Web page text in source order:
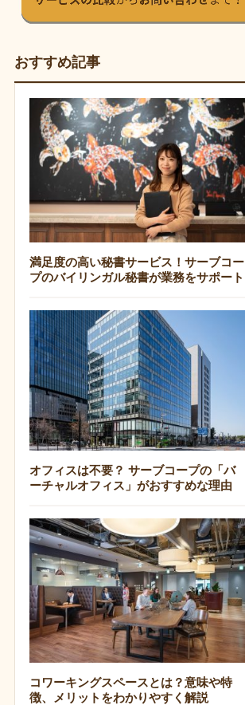
おすすめ記事
満足度の高い秘書サービス！サーブコー
プのバイリンガル秘書が業務をサポート
オフィスは不要？ サーブコープの「バ
ーチャルオフィス」がおすすめな理由
コワーキングスペースとは？意味や特
徴、メリットをわかりやすく解説